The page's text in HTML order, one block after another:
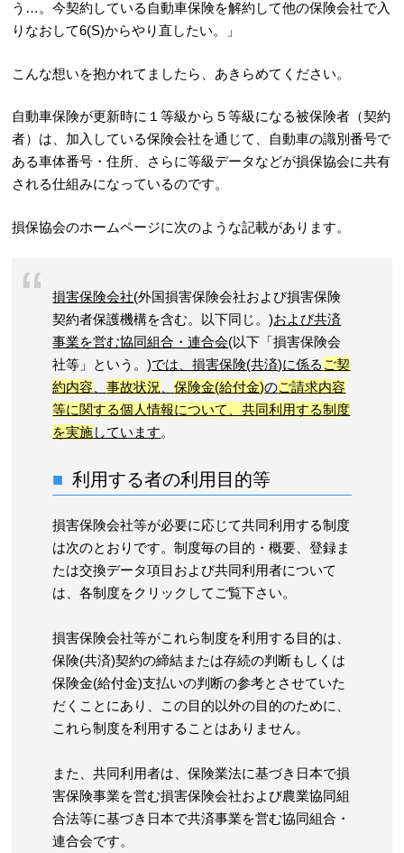
う…。今契約している自動車保険を解約して他の保険会社で入
りなおして6(S)からやり直したい。」
こんな想いを抱かれてましたら、あきらめてください。
自動車保険が更新時に１等級から５等級になる被保険者（契約
者）は、加入している保険会社を通じて、自動車の識別番号で
ある車体番号・住所、さらに等級データなどが損保協会に共有
される仕組みになっているのです。
損保協会のホームページに次のような記載があります。
損害保険会社(外国損害保険会社および損害保険
契約者保護機構を含む。以下同じ。)および共済
事業を営む協同組合・連合会(以下「損害保険会
社等」という。)では、損害保険(共済)に係る ご契
約内容 、事故状況 、保険金(給付金)のご請求内容
等に関する個人情報について、共同利用する制度
を実施しています。
利用する者の利用目的等
損害保険会社等が必要に応じて共同利用する制度
は次のとおりです。制度毎の目的・概要、登録ま
たは交換データ項目および共同利用者について
は、各制度をクリックしてご覧下さい。
損害保険会社等がこれら制度を利用する目的は、
保険(共済)契約の締結または存続の判断もしくは
保険金(給付金)支払いの判断の参考とさせていた
だくことにあり、この目的以外の目的のために、
これら制度を利用することはありません。
また、共同利用者は、保険業法に基づき日本で損
害保険事業を営む損害保険会社および農業協同組
合法等に基づき日本で共済事業を営む協同組合・
連合会です。